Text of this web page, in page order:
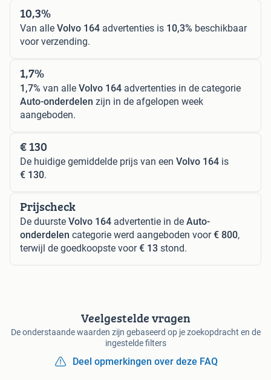
10,3%
Van alle Volvo 164 advertenties is 10,3% beschikbaar
voor verzending.
1,7%
1,7% van alle Volvo 164 advertenties in de categorie
Auto-onderdelen zijn in de afgelopen week
aangeboden.
€ 130
De huidige gemiddelde prijs van een Volvo 164 is
€ 130.
Prijscheck
De duurste Volvo 164 advertentie in de Auto-
onderdelen categorie werd aangeboden voor€ 800,
terwijl de goedkoopste voor€ 13 stond.
Veelgestelde vragen
De onderstaande waarden zijn gebaseerd op je zoekopdracht en de
ingestelde filters
Deel opmerkingen over deze FAQ